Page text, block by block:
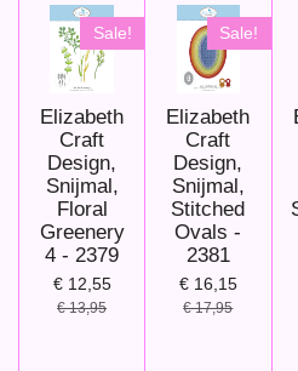
Sale!
Elizabeth
Craft
Design,
Snijmal,
Floral
Greenery
4 - 2379
€ 12,55
€ 13,95
Sale!
Elizabeth
Craft
Design,
Snijmal,
Stitched
Ovals -
2381
€ 16,15
€ 17,95